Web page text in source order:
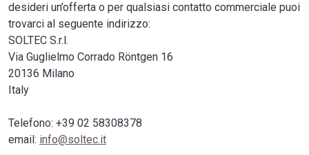
desideri un’offerta o per qualsiasi contatto commerciale puoi
trovarci al seguente indirizzo:
SOLTEC S.r.l.
Via Guglielmo Corrado Röntgen 16
20136 Milano
Italy
Telefono: +39 02 58308378
email: info@soltec.it